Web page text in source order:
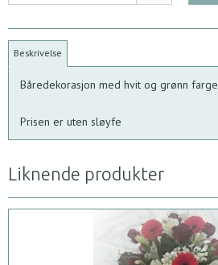
Beskrivelse
Båredekorasjon med hvit og grønn farge
Prisen er uten sløyfe
Liknende produkter